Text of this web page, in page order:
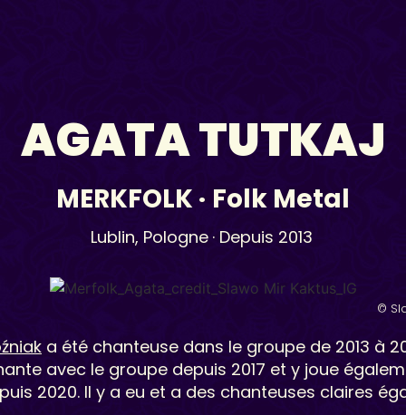
AGATA TUTKAJ
MERKFOLK · Folk Metal
Lublin, Pologne · Depuis 2013
©
a été chanteuse dans le groupe de 2013 à
avec le groupe depuis 2017 et y joue
2020. Il y a eu et a des chanteuses claires